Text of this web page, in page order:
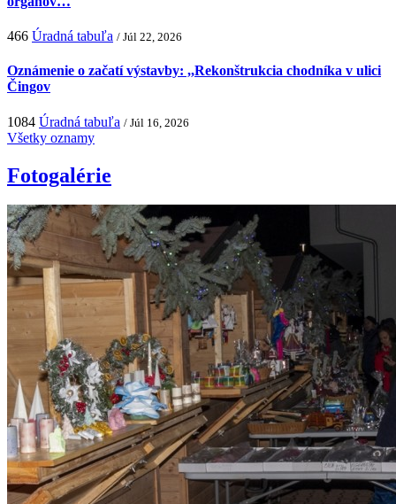
466 Úradná tabuľa / Júl 22, 2026
Oznámenie o začatí výstavby: ,,Rekonštrukcia chodníka v ulici
Čingov
1084 Úradná tabuľa / Júl 16, 2026
Všetky oznamy
Fotogalérie